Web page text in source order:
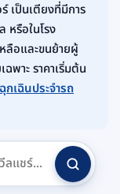
เป็นเตียงที่มีการ
หรือในโรง
ลือและขนย้ายผู้
พาะ ราคาเริ่มต้น
กเฉินประจำรถ